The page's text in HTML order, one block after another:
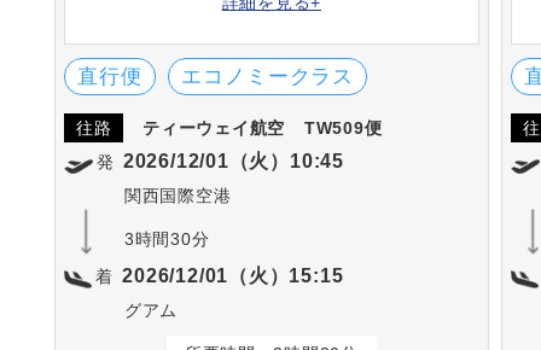
直行便 エコノミークラス
往路 ティーウェイ航空
TW509便
発 2026/12/01（火）10:45
関西国際空港
3時間30分
着 2026/12/01（火）15:15
グアム